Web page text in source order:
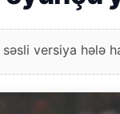
versiya hələ